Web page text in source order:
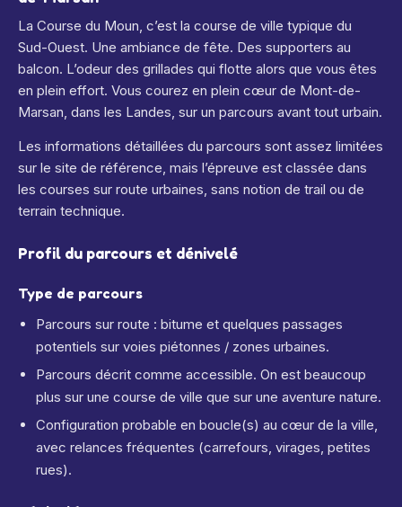
La Course du Moun, c’est la course de ville typique du
Sud-Ouest. Une ambiance de fête. Des supporters au
balcon. L’odeur des grillades qui flotte alors que vous êtes
en plein effort. Vous courez en plein cœur de Mont-de-
Marsan, dans les Landes, sur un parcours avant tout urbain.
Les informations détaillées du parcours sont assez limitées
sur le site de référence, mais l’épreuve est classée dans
les courses sur route urbaines, sans notion de trail ou de
terrain technique.
Profil du parcours et dénivelé
Type de parcours
Parcours sur route : bitume et quelques passages
potentiels sur voies piétonnes / zones urbaines.
Parcours décrit comme accessible. On est beaucoup
plus sur une course de ville que sur une aventure nature.
Configuration probable en boucle(s) au cœur de la ville,
avec relances fréquentes (carrefours, virages, petites
rues).